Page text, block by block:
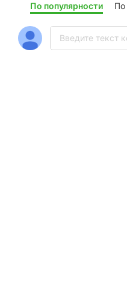
По популярности По